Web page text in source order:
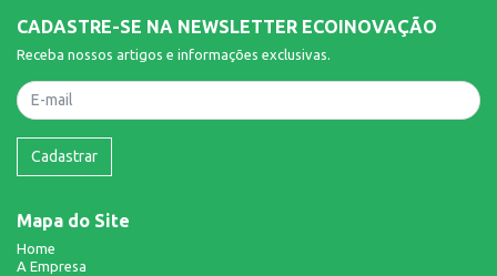
CADASTRE-SE NA NEWSLETTER ECOINOVAÇÃO
Receba nossos artigos e informações exclusivas.
Nome
Cadastrar
Mapa do Site
Home
A Empresa